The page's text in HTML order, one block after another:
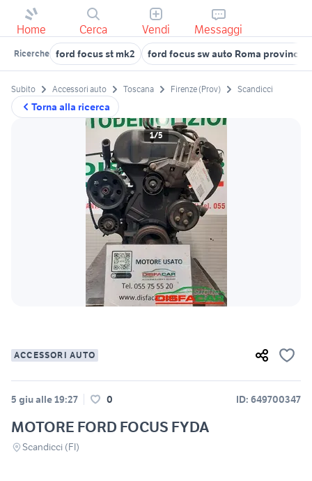
Home Cerca Vendi Messaggi
Ricerche ford focus st mk2 ford focus sw auto Roma provincia
Torna alla ricerca
Subito Accessori auto Toscana Firenze (Prov) Scandicci
1/5
ACCESSORI AUTO
5 giu alle 19:27 0 ID: 649700347
MOTORE FORD FOCUS FYDA
Scandicci (FI)